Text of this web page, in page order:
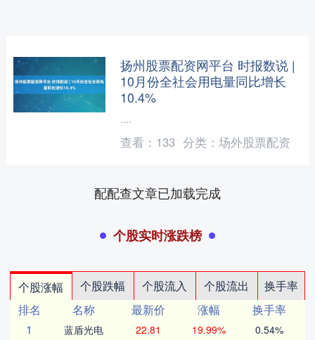
扬州股票配资网平台 时报数说 |
10月份全社会用电量同比增长
10.4%
....
查看： 133 分类： 场外股票配资
配配查文章已加载完成
个股实时涨跌榜
个股涨幅 个股跌幅 个股流入 个股流出
换手率
排名
名称 最新价 涨幅
换手率
1
蓝盾光电 22.81 19.99% 0.54%